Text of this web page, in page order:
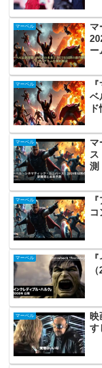
マーベル
マ
ー
マーベル
ベ
マーベル
マ
ス
測
マーベル
コ
マーベル
マーベル
映
す